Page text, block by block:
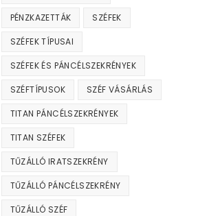
PÉNZKAZETTÁK SZÉFEK
SZÉFEK TÍPUSAI
SZÉFEK ÉS PÁNCÉLSZEKRÉNYEK
SZÉFTÍPUSOK SZÉF VÁSÁRLÁS
TITAN PÁNCÉLSZEKRÉNYEK
TITAN SZÉFEK
TŰZÁLLÓ IRATSZEKRÉNY
TŰZÁLLÓ PÁNCÉLSZEKRÉNY
TŰZÁLLÓ SZÉF